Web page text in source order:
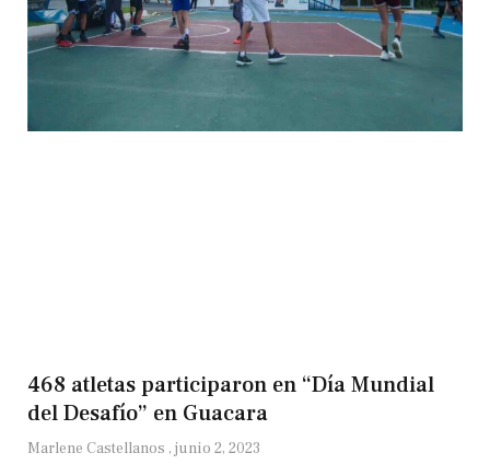
468 atletas participaron en “Día Mundial
del Desafío” en Guacara
Marlene Castellanos junio 2, 2023